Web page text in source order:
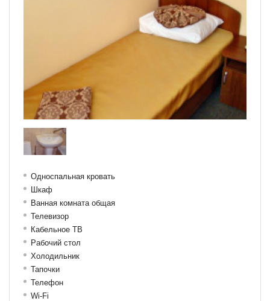
Односпальная кровать
Шкаф
Ванная комната общая
Телевизор
Кабельное ТВ
Рабочий стол
Холодильник
Тапочки
Телефон
Wi-Fi